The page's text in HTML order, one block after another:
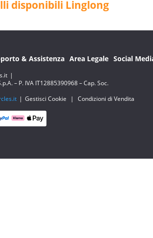
disponibili Linglong
& Assistenza Area Legale Social
|
– P. IVA IT12885390968 – Cap. Soc.
| Gestisci Cookie |
Condizioni di Vendita